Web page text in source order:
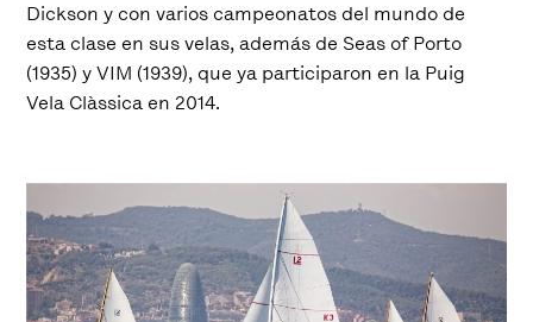
Dickson y con varios campeonatos del mundo de
esta clase en sus velas, además de Seas of Porto
(1935) y VIM (1939), que ya participaron en la Puig
Vela Clàssica en 2014.